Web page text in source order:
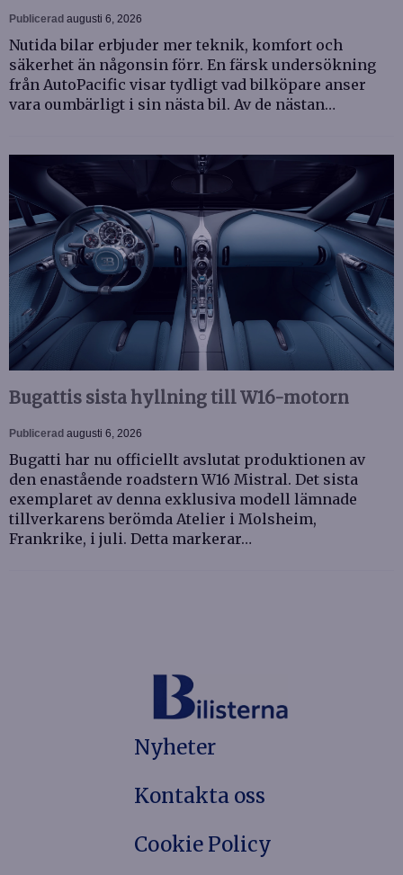
Publicerad augusti 6, 2026
Nutida bilar erbjuder mer teknik, komfort och
säkerhet än någonsin förr. En färsk undersökning
från AutoPacific visar tydligt vad bilköpare anser
vara oumbärligt i sin nästa bil. Av de nästan…
Bugattis sista hyllning till W16-motorn
Publicerad augusti 6, 2026
Bugatti har nu officiellt avslutat produktionen av
den enastående roadstern W16 Mistral. Det sista
exemplaret av denna exklusiva modell lämnade
tillverkarens berömda Atelier i Molsheim,
Frankrike, i juli. Detta markerar…
Nyheter
Kontakta oss
Cookie Policy